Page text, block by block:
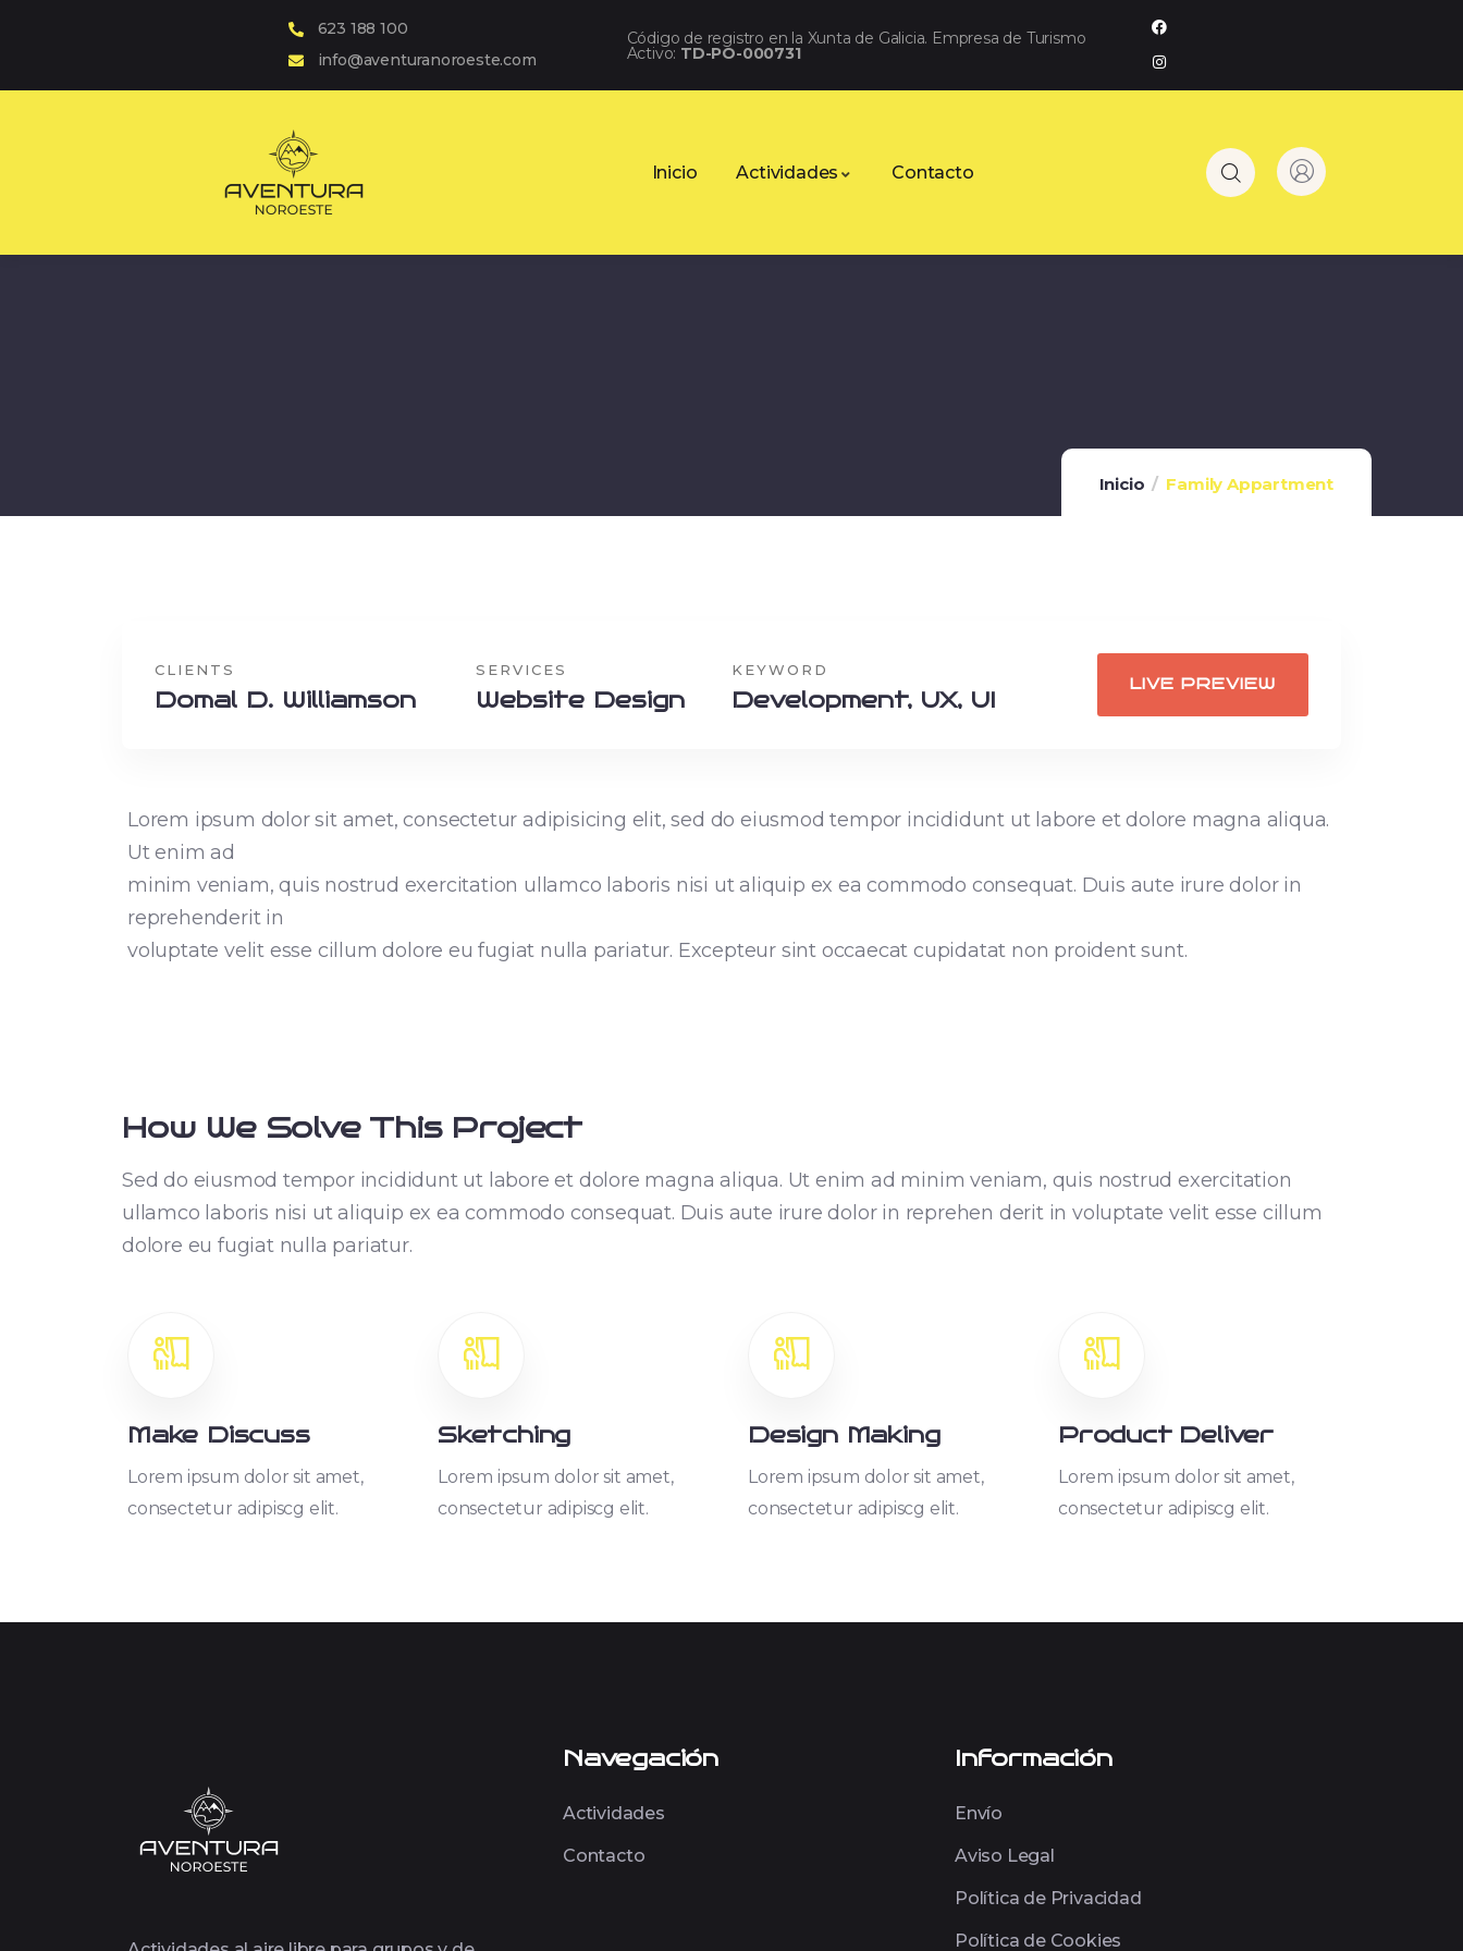
623 188 100
info@aventuranoroeste.com
Código de registro en la Xunta de Galicia. Empresa de Turismo
Activo: TD-PO-000731
Inicio Actividades Contacto
Inicio Family Appartment
CLIENTS
Domal D. Williamson
SERVICES
Website Design
KEYWORD
Development, UX, UI
LIVE PREVIEW
Lorem ipsum dolor sit amet, consectetur adipisicing elit, sed do eiusmod tempor incididunt ut labore et dolore magna aliqua.
Ut enim ad
minim veniam, quis nostrud exercitation ullamco laboris nisi ut aliquip ex ea commodo consequat. Duis aute irure dolor in
reprehenderit in
voluptate velit esse cillum dolore eu fugiat nulla pariatur. Excepteur sint occaecat cupidatat non proident sunt.
How We Solve This Project
Sed do eiusmod tempor incididunt ut labore et dolore magna aliqua. Ut enim ad minim veniam, quis nostrud exercitation
ullamco laboris nisi ut aliquip ex ea commodo consequat. Duis aute irure dolor in reprehen derit in voluptate velit esse cillum
dolore eu fugiat nulla pariatur.
Make Discuss
Lorem ipsum dolor sit amet,
consectetur adipiscg elit.
Sketching
Lorem ipsum dolor sit amet,
consectetur adipiscg elit.
Design Making
Lorem ipsum dolor sit amet,
consectetur adipiscg elit.
Product Deliver
Lorem ipsum dolor sit amet,
consectetur adipiscg elit.
Navegación
Actividades
Contacto
Información
Envío
Aviso Legal
Política de Privacidad
Política de Cookies